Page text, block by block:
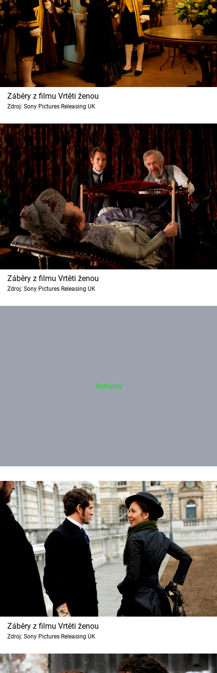
Záběry z filmu Vrtěti ženou
Zdroj: Sony Pictures Releasing UK
Záběry z filmu Vrtěti ženou
Zdroj: Sony Pictures Releasing UK
Záběry z filmu Vrtěti ženou
Zdroj: Sony Pictures Releasing UK